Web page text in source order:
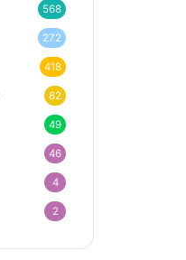
568
272
418
82
49
46
4
2